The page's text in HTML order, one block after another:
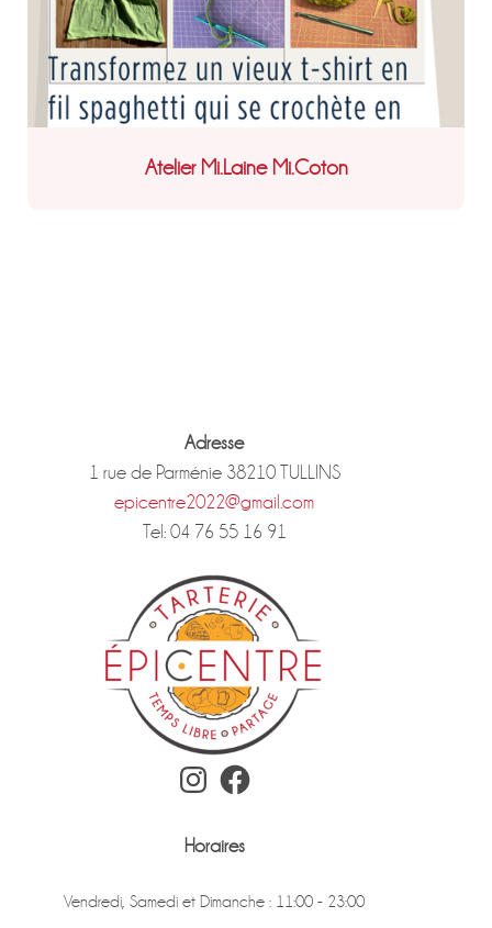
Atelier Mi.Laine Mi.Coton
Adresse
1 rue de Parménie 38210 TULLINS
epicentre2022@gmail.com
Tel: 04 76 55 16 91
Instagram Facebook
Horaires
Vendredi, Samedi et Dimanche : 11:00 - 23:00